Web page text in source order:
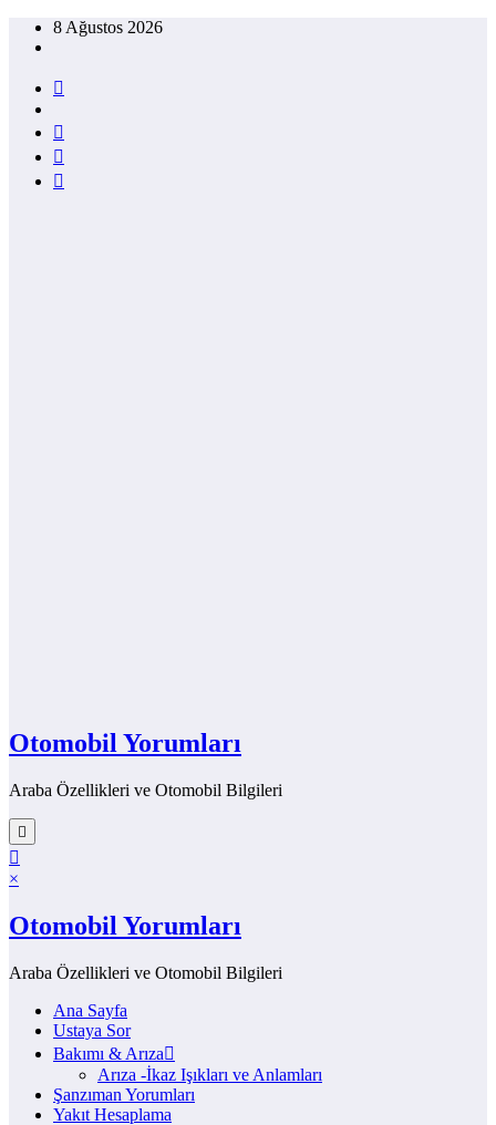
İçeriğe8 Ağustos 2026
Otomobil Yorumları
Araba Özellikleri ve Otomobil Bilgileri
×
Otomobil Yorumları
Araba Özellikleri ve Otomobil Bilgileri
Ana Sayfa
Ustaya Sor
Bakımı & Arıza
Arıza -İkaz Işıkları ve Anlamları
Şanzıman Yorumları
Yakıt Hesaplama